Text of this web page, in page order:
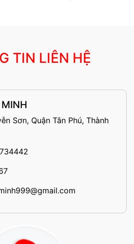
TIN LIÊN HỆ
Sơn, Quận Tân Phú, Thành